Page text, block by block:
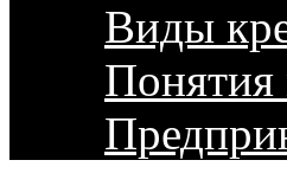
Виды